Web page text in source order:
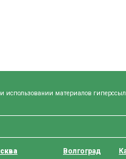
использовании материалов
Волгоград